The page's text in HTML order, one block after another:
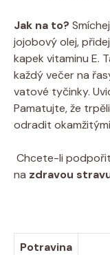
Jak na to?
jojobový olej,
kapek vitaminu E.⁣
každý večer ​na
vatové tyčinky.
Pamatujte, že‌
odradit
Chcete-li
na zdravou⁤
Potravina